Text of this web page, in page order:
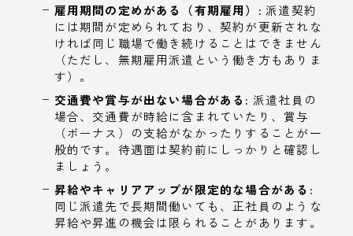
雇用期間の定めがある（有期雇用）: 派遣契約
には期間が定められており、契約が更新されな
ければ同じ職場で働き続けることはできません
（ただし、無期雇用派遣という働き方もありま
す）。
交通費や賞与が出ない場合がある: 派遣社員の
場合、交通費が時給に含まれていたり、賞与
（ボーナス）の支給がなかったりすることが一
般的です。待遇面は契約前にしっかりと確認し
ましょう。
昇給やキャリアアップが限定的な場合がある:
同じ派遣先で長期間働いても、正社員のような
昇給や昇進の機会は限られることがあります。